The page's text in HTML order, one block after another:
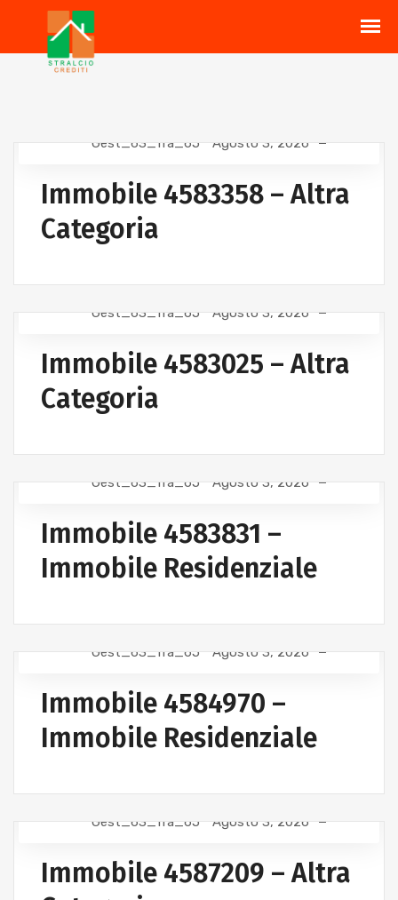
Gest_63_fra_65 Agosto 3, 2026
Immobile 4583358 – Altra
Categoria
Gest_63_fra_65 Agosto 3, 2026
Immobile 4583025 – Altra
Categoria
Gest_63_fra_65 Agosto 3, 2026
Immobile 4583831 –
Immobile Residenziale
Gest_63_fra_65 Agosto 3, 2026
Immobile 4584970 –
Immobile Residenziale
Gest_63_fra_65 Agosto 3, 2026
Immobile 4587209 – Altra